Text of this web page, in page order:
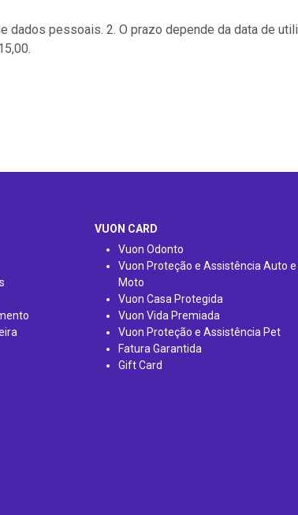
dados pessoais. 2. O prazo depende da data de
VUON CARD
Vuon Odonto
Vuon Proteção e Assistência Auto e
Moto
Vuon Casa Protegida
Vuon Vida Premiada
Vuon Proteção e Assistência Pet
Fatura Garantida
Gift Card